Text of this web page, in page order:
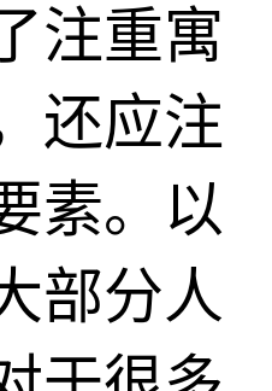
注重寓
还应注
素。以
部分人